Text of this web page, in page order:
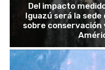
Del impacto
Iguazú será la sede
sobre